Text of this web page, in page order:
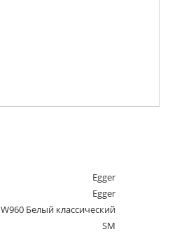
Egger
Egger
W960 Белый классический
SM